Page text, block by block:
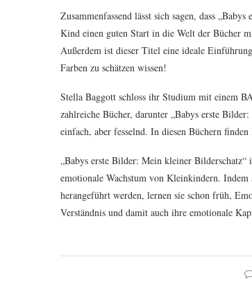
Zusammenfassend lässt sich sagen, dass
Kind einen guten Start in die Welt der Bücher
Außerdem ist dieser Titel eine ideale
Farben zu schätzen wissen!
Stella Baggott schloss ihr Studium mit einem
zahlreiche Bücher, darunter „Babys erste
einfach, aber fesselnd. In diesen Büchern
„Babys erste Bilder: Mein kleiner
emotionale Wachstum von Kleinkindern.
herangeführt werden, lernen sie schon früh,
Verständnis und damit auch ihre emotionale